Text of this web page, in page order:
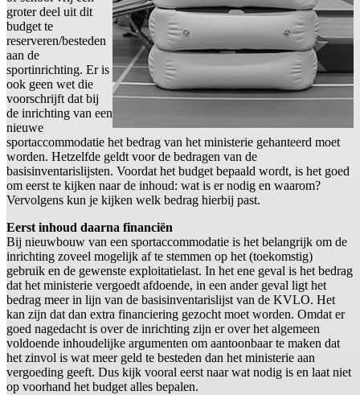
groter deel uit dit
budget te
reserveren/besteden
aan de
sportinrichting. Er is
ook geen wet die
voorschrijft dat bij
de inrichting van een
nieuwe
sportaccommodatie het bedrag van het ministerie gehanteerd moet
worden. Hetzelfde geldt voor de bedragen van de
basisinventarislijsten. Voordat het budget bepaald wordt, is het goed
om eerst te kijken naar de inhoud: wat is er nodig en waarom?
Vervolgens kun je kijken welk bedrag hierbij past.
Eerst inhoud daarna financiën
Bij nieuwbouw van een sportaccommodatie is het belangrijk om de
inrichting zoveel mogelijk af te stemmen op het (toekomstig)
gebruik en de gewenste exploitatielast. In het ene geval is het bedrag
dat het ministerie vergoedt afdoende, in een ander geval ligt het
bedrag meer in lijn van de basisinventarislijst van de KVLO. Het
kan zijn dat dan extra financiering gezocht moet worden. Omdat er
goed nagedacht is over de inrichting zijn er over het algemeen
voldoende inhoudelijke argumenten om aantoonbaar te maken dat
het zinvol is wat meer geld te besteden dan het ministerie aan
vergoeding geeft. Dus kijk vooral eerst naar wat nodig is en laat niet
op voorhand het budget alles bepalen.